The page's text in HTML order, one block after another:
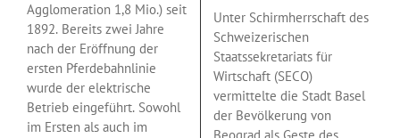
Agglomeration 1,8 Mio.) seit
1892. Bereits zwei Jahre
nach der Eröffnung der
ersten Pferdebahnlinie
wurde der elektrische
Betrieb eingeführt. Sowohl
im Ersten als auch im
Unter Schirmherrschaft des
Schweizerischen
Staatssekretariats für
Wirtschaft (SECO)
vermittelte die Stadt Basel
der Bevölkerung von